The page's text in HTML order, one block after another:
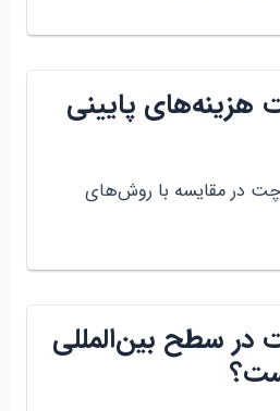
هزینه‌های پایینی
در مقایسه با روش‌های
در سطح بین‌المللی